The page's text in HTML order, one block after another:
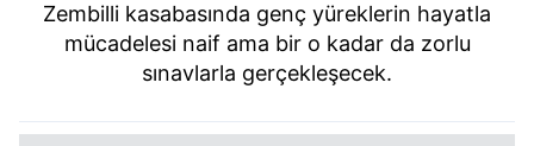
Zembilli kasabasında genç yüreklerin hayatla
mücadelesi naif ama bir o kadar da zorlu
sınavlarla gerçekleşecek.